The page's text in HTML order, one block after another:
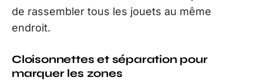
de rassembler tous les jouets au même
endroit.
Cloisonnettes et séparation pour
marquer les zones